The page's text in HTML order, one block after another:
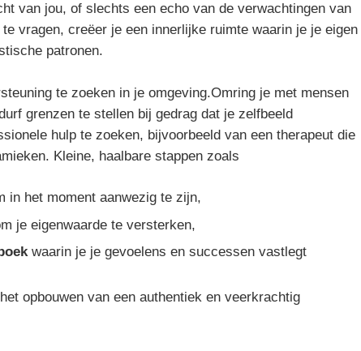
van jou, of slechts een echo van de verwachtingen van
vragen, creëer je een innerlijke ruimte waarin je je eigen
patronen.
te zoeken in je omgeving.Omring je met mensen
grenzen te stellen bij gedrag dat je zelfbeeld
hulp te zoeken, bijvoorbeeld van een therapeut die
Kleine, haalbare stappen zoals
in het moment aanwezig te zijn,
je eigenwaarde te versterken,
waarin je je gevoelens en successen vastlegt
opbouwen van een authentiek en veerkrachtig